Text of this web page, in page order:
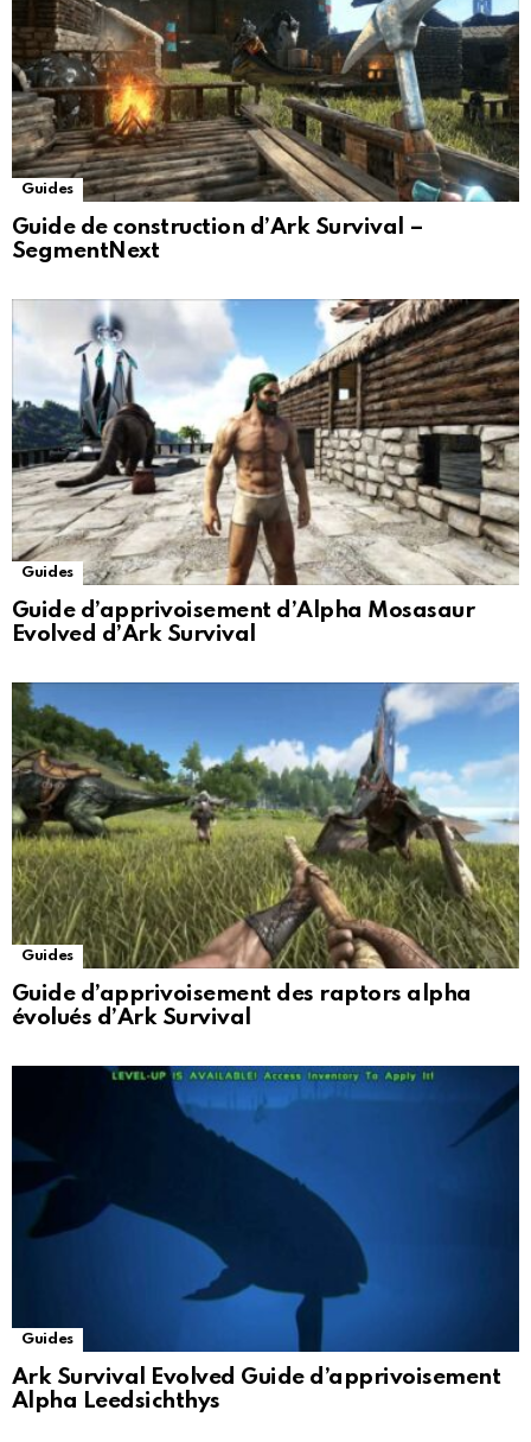
Guides
Guide de construction d’Ark Survival –
SegmentNext
Guides
Guide d’apprivoisement d’Alpha Mosasaur
Evolved d’Ark Survival
Guides
Guide d’apprivoisement des raptors alpha
évolués d’Ark Survival
Guides
Ark Survival Evolved Guide d’apprivoisement
Alpha Leedsichthys